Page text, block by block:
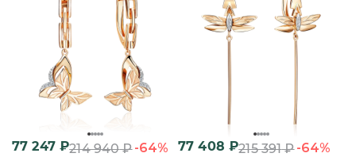
77 247₽214 940₽-64% 77 408 ₽215 391₽-64%